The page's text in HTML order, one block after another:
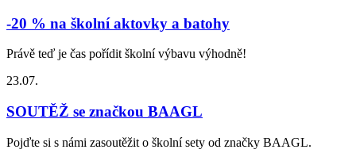
-20 % na školní aktovky a batohy
Právě teď je čas pořídit školní výbavu výhodně!
23.07.
SOUTĚŽ se značkou BAAGL
Pojďte si s námi zasoutěžit o školní sety od značky BAAGL.